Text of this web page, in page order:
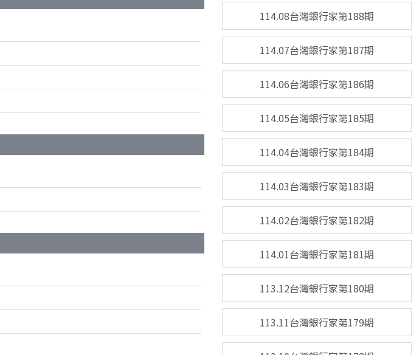
114.08台灣銀行家第188期
114.07台灣銀行家第187期
114.06台灣銀行家第186期
114.05台灣銀行家第185期
114.04台灣銀行家第184期
114.03台灣銀行家第183期
114.02台灣銀行家第182期
114.01台灣銀行家第181期
113.12台灣銀行家第180期
113.11台灣銀行家第179期